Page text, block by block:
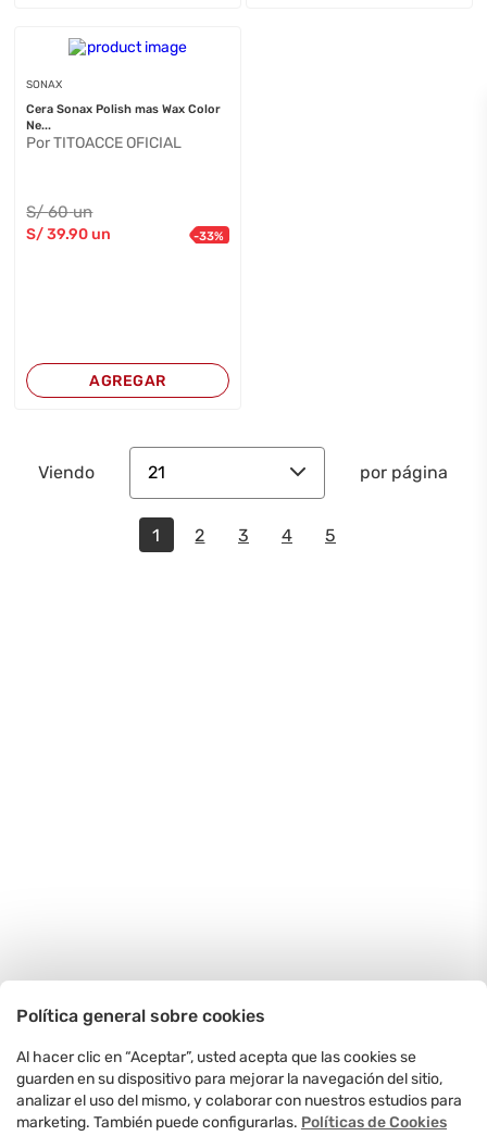
SONAX
Cera Sonax Polish mas Wax Color
Ne...
Por TITOACCE OFICIAL
S/60 un
S/39.90 un -33%
AGREGAR
Viendo 21 por página
1 2 3 4 5
Política general sobre cookies
Al hacer clic en “Aceptar”, usted acepta que las cookies se
guarden en su dispositivo para mejorar la navegación del sitio,
analizar el uso del mismo, y colaborar con nuestros estudios para
marketing. También puede configurarlas. Políticas de Cookies